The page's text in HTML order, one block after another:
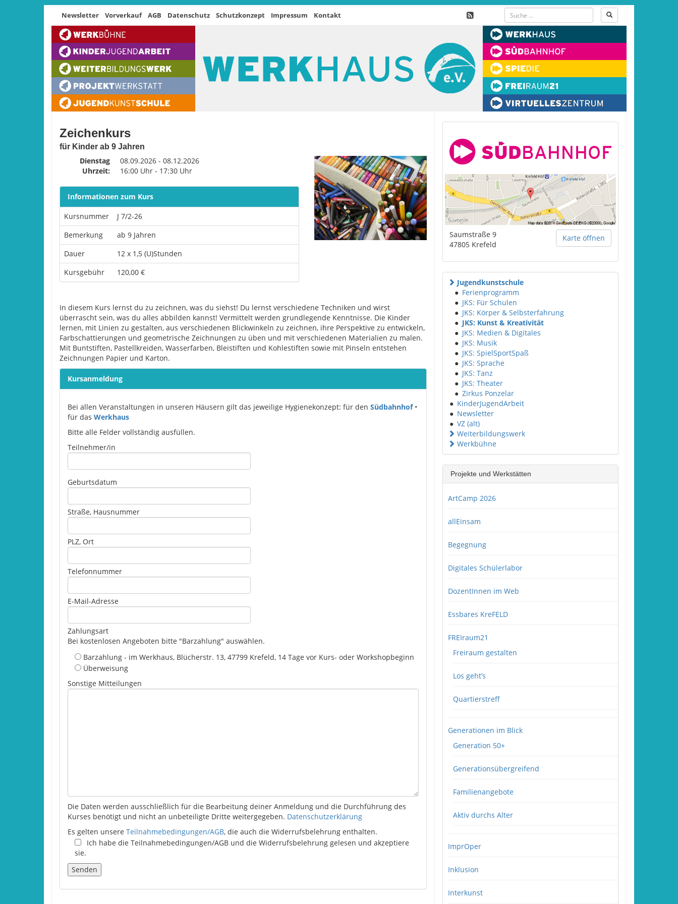
Newsletter Vorverkauf AGB Datenschutz Schutzkonzept Impressum Kontakt
Zeichenkurs
für Kinder ab 9 Jahren
Dienstag
08.09.2026 - 08.12.2026
Uhrzeit:
16:00 Uhr - 17:30 Uhr
Informationen zum Kurs
Kursnummer
J 7/2-26
Bemerkung
ab 9 Jahren
Dauer
12 x 1,5 (U)Stunden
Kursgebühr
120,00 €
In diesem Kurs lernst du zu zeichnen, was du siehst! Du lernst verschiedene Techniken und wirst
überrascht sein, was du alles abbilden kannst! Vermittelt werden grundlegende Kenntnisse. Die Kinder
lernen, mit Linien zu gestalten, aus verschiedenen Blickwinkeln zu zeichnen, ihre Perspektive zu entwickeln,
Farbschattierungen und geometrische Zeichnungen zu üben und mit verschiedenen Materialien zu malen.
Mit Buntstiften, Pastellkreiden, Wasserfarben, Bleistiften und Kohlestiften sowie mit Pinseln entstehen
Zeichnungen Papier und Karton.
Kursanmeldung
Bei allen Veranstaltungen in unseren Häusern gilt das jeweilige Hygienekonzept: für den Südbahnhof•
für das Werkhaus
Bitte alle Felder vollständig ausfüllen.
Teilnehmer/in
Geburtsdatum
Straße, Hausnummer
PLZ, Ort
Telefonnummer
E-Mail-Adresse
Zahlungsart
Bei kostenlosen Angeboten bitte "Barzahlung" auswählen.
Barzahlung - im Werkhaus, Blücherstr. 13, 47799 Krefeld, 14 Tage vor Kurs- oder Workshopbeginn
Überweisung
Sonstige Mitteilungen
Die Daten werden ausschließlich für die Bearbeitung deiner Anmeldung und die Durchführung des
Kurses benötigt und nicht an unbeteiligte Dritte weitergegeben. Datenschutzerklärung
Es gelten unsere Teilnahmebedingungen/AGB, die auch die Widerrufsbelehrung enthalten.
Ich habe die Teilnahmebedingungen/AGB und die Widerrufsbelehrung gelesen und akzeptiere
sie.
Karte öffnen
Saumstraße 9
47805 Krefeld
Jugendkunstschule
● Ferienprogramm
● JKS: Für Schulen
● JKS: Körper & Selbsterfahrung
● JKS: Kunst & Kreativität
● JKS: Medien & Digitales
● JKS: Musik
● JKS: SpielSportSpaß
● JKS: Sprache
● JKS: Tanz
● JKS: Theater
● Zirkus Ponzelar
● KinderJugendArbeit
● Newsletter
● VZ (alt)
Weiterbildungswerk
Werkbühne
Projekte und Werkstätten
ArtCamp 2026
allEinsam
Begegnung
Digitales Schülerlabor
DozentInnen im Web
Essbares KreFELD
FREIraum21
Freiraum gestalten
Los geht’s
Quartierstreff
Generationen im Blick
Generation 50+
Generationsübergreifend
Familienangebote
Aktiv durchs Alter
ImprOper
Inklusion
Interkunst